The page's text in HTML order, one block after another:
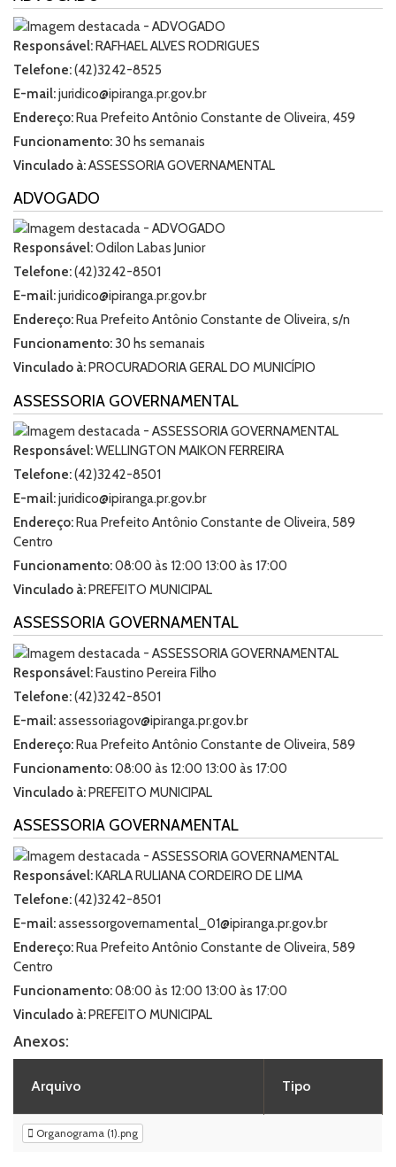
Responsável:RAFHAEL ALVES RODRIGUES
Telefone:(42)3242-8525
E-mail:juridico@ipiranga.pr.gov.br
Endereço:Rua Prefeito Antônio Constante de Oliveira, 459
Funcionamento: 30 hs semanais
Vinculado à:ASSESSORIA GOVERNAMENTAL
ADVOGADO
Responsável:Odilon Labas Junior
Telefone:(42)3242-8501
E-mail:juridico@ipiranga.pr.gov.br
Endereço: Rua Prefeito Antônio Constante de Oliveira, s/n
Funcionamento: 30 hs semanais
Vinculado à: PROCURADORIA GERAL DO MUNICÍPIO
ASSESSORIA GOVERNAMENTAL
Responsável:WELLINGTON MAIKON FERREIRA
Telefone:(42)3242-8501
E-mail:juridico@ipiranga.pr.gov.br
Endereço:Rua Prefeito Antônio Constante de Oliveira, 589
Centro
Funcionamento:08:00 às 12:00 13:00 às 17:00
Vinculado à:PREFEITO MUNICIPAL
ASSESSORIA GOVERNAMENTAL
Responsável:Faustino Pereira Filho
Telefone:(42)3242-8501
E-mail:assessoriagov@ipiranga.pr.gov.br
Endereço:Rua Prefeito Antônio Constante de Oliveira, 589
Funcionamento:08:00 às 12:00 13:00 às 17:00
Vinculado à:PREFEITO MUNICIPAL
ASSESSORIA GOVERNAMENTAL
Responsável:KARLA RULIANA CORDEIRO DE LIMA
Telefone:(42)3242-8501
E-mail:assessorgovernamental_01@ipiranga.pr.gov.br
Endereço:Rua Prefeito Antônio Constante de Oliveira, 589
Centro
Funcionamento:08:00 às 12:00 13:00 às 17:00
Vinculado à:PREFEITO MUNICIPAL
Anexos:
Arquivo Tipo
Organograma (1).png